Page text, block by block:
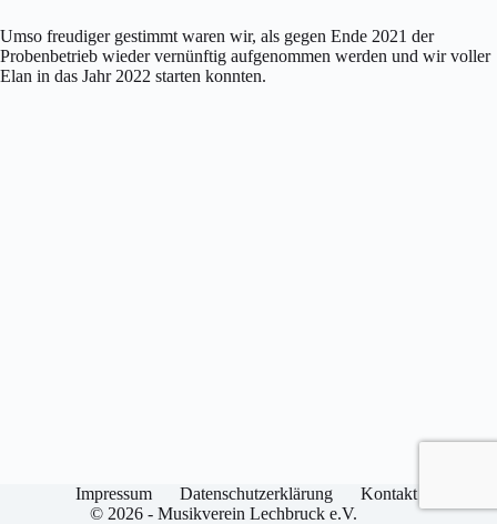
Umso freudiger gestimmt waren wir, als gegen Ende 2021 der
Probenbetrieb wieder vernünftig aufgenommen werden und wir voller
Elan in das Jahr 2022 starten konnten.
Impressum Datenschutzerklärung
Kontakt
© 2026 - Musikverein Lechbruck e.V.